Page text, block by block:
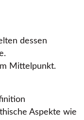
dessen
Mittelpunkt.
Aspekte wie